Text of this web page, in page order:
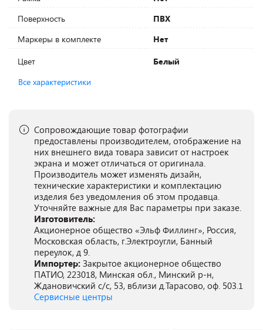
Поверхность
ПВХ
Маркеры в комплекте
Нет
Цвет
Белый
Все характеристики
Сопровождающие товар фотографии
предоставлены производителем, отображение на
них внешнего вида товара зависит от настроек
экрана и может отличаться от оригинала.
Производитель может изменять дизайн,
технические характеристики и комплектацию
изделия без уведомления об этом продавца.
Уточняйте важные для Вас параметры при заказе.
Изготовитель:
Акционерное общество «Эльф Филлинг», Россия,
Московская область, г.Электроугли, Банный
переулок, д 9.
Импортер: Закрытое акционерное общество
ПАТИО, 223018, Минская обл., Минский р-н,
Ждановичский с/с, 53, вблизи д.Тарасово, оф. 503.1
Сервисные центры